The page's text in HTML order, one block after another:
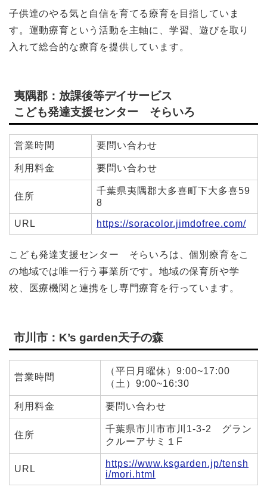
子供達のやる気と自信を育てる療育を目指していま
す。運動療育という活動を主軸に、学習、遊びを取り
入れて総合的な療育を提供しています。
夷隅郡：放課後等デイサービス
こども発達支援センター そらいろ
営業時間 要問い合わせ
利用料金 要問い合わせ
住所
千葉県夷隅郡大多喜町下大多喜59
8
URL https://soracolor.jimdofree.com/
こども発達支援センター そらいろは、個別療育をこ
の地域では唯一行う事業所です。 地域の保育所や学
校、医療機関と連携をし専門療育を行っています。
市川市：K’s garden天子の森
営業時間
（平日月曜休）9:00~17:00
（土）9:00~16:30
利用料金 要問い合わせ
住所
千葉県市川市市川1-3-2 グラン
クルーアサミ１F
URL
https://www.ksgarden.jp/tensh
i/mori.html